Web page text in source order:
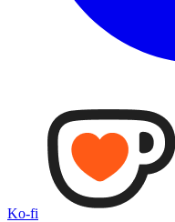
Ko-fi